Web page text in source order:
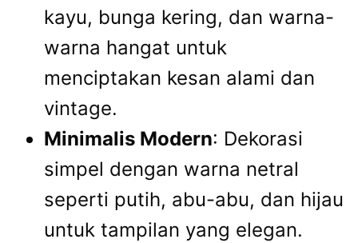
kayu, bunga kering, dan warna-
warna hangat untuk
menciptakan kesan alami dan
vintage.
Minimalis Modern: Dekorasi
simpel dengan warna netral
seperti putih, abu-abu, dan hijau
untuk tampilan yang elegan.